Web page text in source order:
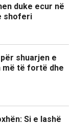
duke ecur në
shoferi
shuarjen e
më të fortë dhe
Si e lashë